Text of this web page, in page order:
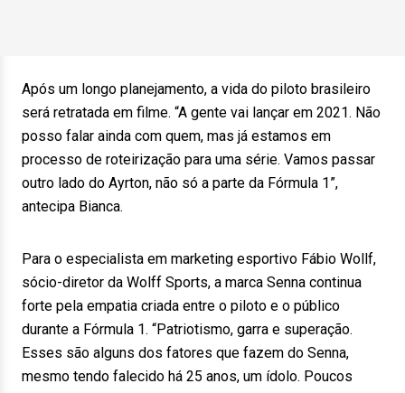
Após um longo planejamento, a vida do piloto brasileiro
será retratada em filme. “A gente vai lançar em 2021. Não
posso falar ainda com quem, mas já estamos em
processo de roteirização para uma série. Vamos passar
outro lado do Ayrton, não só a parte da Fórmula 1”,
antecipa Bianca.
Para o especialista em marketing esportivo Fábio Wollf,
sócio-diretor da Wolff Sports, a marca Senna continua
forte pela empatia criada entre o piloto e o público
durante a Fórmula 1. “Patriotismo, garra e superação.
Esses são alguns dos fatores que fazem do Senna,
mesmo tendo falecido há 25 anos, um ídolo. Poucos